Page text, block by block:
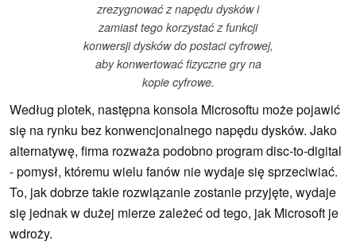
zrezygnować z napędu dysków i
zamiast tego korzystać z funkcji
konwersji dysków do postaci cyfrowej,
aby konwertować fizyczne gry na
kopie cyfrowe.
Według plotek, następna konsola Microsoftu może pojawić
się na rynku bez konwencjonalnego napędu dysków. Jako
alternatywę, firma rozważa podobno program disc-to-digital
- pomysł, któremu wielu fanów nie wydaje się sprzeciwiać.
To, jak dobrze takie rozwiązanie zostanie przyjęte, wydaje
się jednak w dużej mierze zależeć od tego, jak Microsoft je
wdroży.